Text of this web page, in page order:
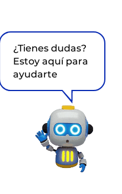
¿Tienes dudas?
Estoy aquí para
ayudarte